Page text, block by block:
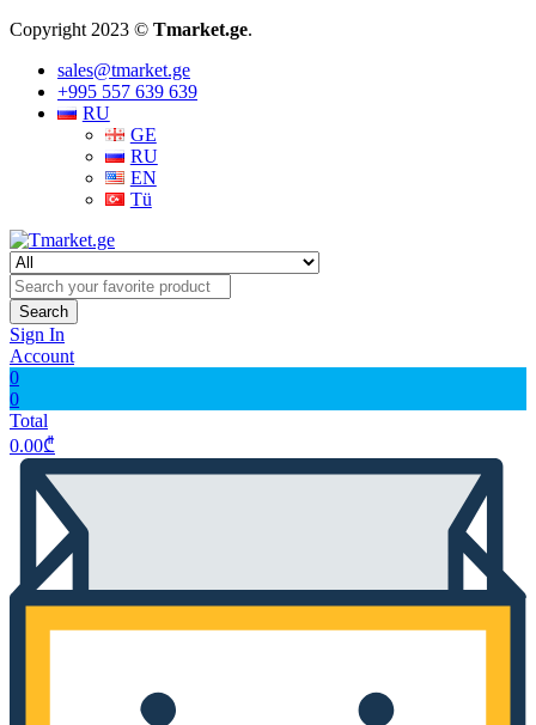
Copyright 2023 © Tmarket.ge.
sales@tmarket.ge
+995 557 639 639
RU
GE
RU
EN
Tü
Search
Sign In
Account
0
0
Total
0.00₾